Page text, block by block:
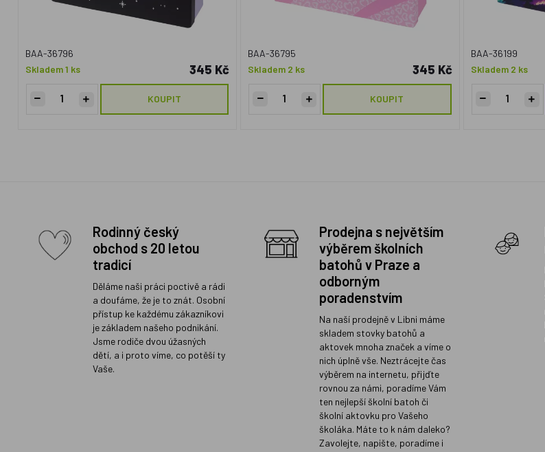
BAA-36796
Skladem 1 ks
345 Kč
KOUPIT
BAA-36795
Skladem 2 ks
345 Kč
KOUPIT
BAA-36199
Skladem 2 ks
Rodinný český
obchod s 20 letou
tradicí
Děláme naši práci poctivě a rádi
a doufáme, že je to znát. Osobní
přístup ke každému zákazníkovi
je základem našeho podnikání.
Jsme rodiče dvou úžasných
dětí, a i proto víme, co potěší ty
Vaše.
Prodejna s největším
výběrem školních
batohů v Praze a
odborným
poradenstvím
Na naší prodejně v Libni máme
skladem stovky batohů a
aktovek mnoha značek a víme o
nich úplně vše. Neztrácejte čas
výběrem na internetu, přijďte
rovnou za námi, poradíme Vám
ten nejlepší školní batoh či
školní aktovku pro Vašeho
školáka. Máte to k nám daleko?
Zavolejte, napište, poradíme i